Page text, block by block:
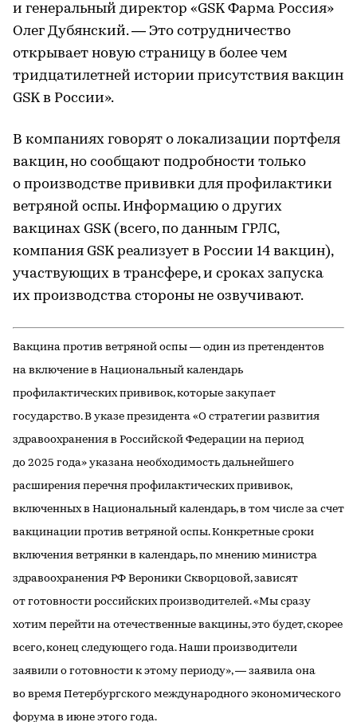
и генеральный директор «GSK Фарма Россия»
Олег Дубянский. — Это сотрудничество
открывает новую страницу в более чем
тридцатилетней истории присутствия вакцин
GSK в России».
В компаниях говорят о локализации портфеля
вакцин, но сообщают подробности только
о производстве прививки для профилактики
ветряной оспы. Информацию о других
вакцинах GSK (всего, по данным ГРЛС,
компания GSK реализует в России 14 вакцин),
участвующих в трансфере, и сроках запуска
их производства стороны не озвучивают.
Вакцина против ветряной оспы — один из претендентов
на включение в Национальный календарь
профилактических прививок, которые закупает
государство. В указе президента «О стратегии развития
здравоохранения в Российской Федерации на период
до 2025 года» указана необходимость дальнейшего
расширения перечня профилактических прививок,
включенных в Национальный календарь, в том числе за счет
вакцинации против ветряной оспы. Конкретные сроки
включения ветрянки в календарь, по мнению министра
здравоохранения РФ Вероники Скворцовой, зависят
от готовности российских производителей. «Мы сразу
хотим перейти на отечественные вакцины, это будет, скорее
всего, конец следующего года. Наши производители
заявили о готовности к этому периоду», — заявила она
во время Петербургского международного экономического
форума в июне этого года.